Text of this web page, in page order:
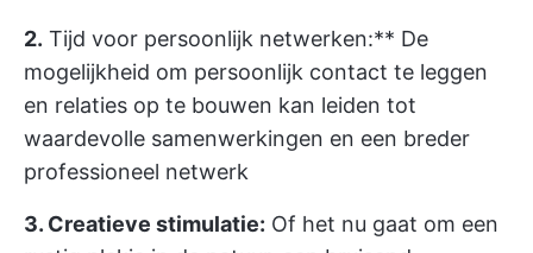
2. Tijd voor persoonlijk netwerken:** De
mogelijkheid om persoonlijk contact te leggen
en relaties op te bouwen kan leiden tot
waardevolle samenwerkingen en een breder
professioneel netwerk
3. Creatieve stimulatie: Of het nu gaat om een